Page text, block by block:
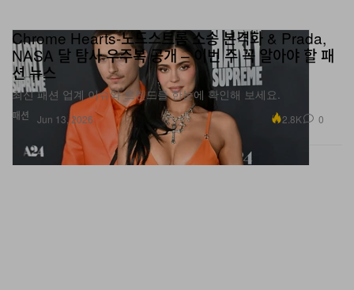
패션
Chrome Hearts-노드스트롬 소송 본격화 & Prada,
NASA 달 탐사 우주복 공개 – 이번 주 꼭 알아야 할 패
션 뉴스
최신 패션 업계 이슈와 트렌드를 한눈에 확인해 보세요.
Jun 13, 2026 2.8K 0